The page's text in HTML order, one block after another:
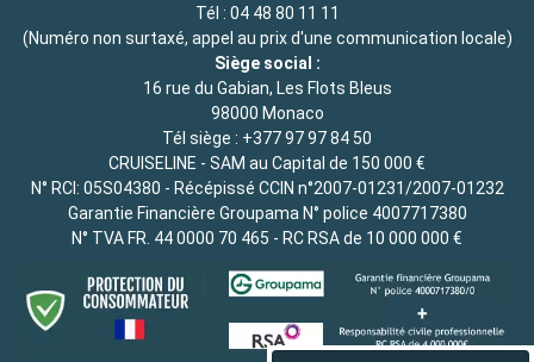
Tél : 04 48 80 11 11
(Numéro non surtaxé, appel au prix d'une communication locale)
Siège social :
16 rue du Gabian, Les Flots Bleus
98000 Monaco
Tél siège : +377 97 97 84 50
CRUISELINE - SAM au Capital de 150 000 €
N° RCI: 05S04380 - Récépissé CCIN n°2007-01231/2007-01232
Garantie Financière Groupama N° police 4007717380
N° TVA FR. 44 0000 70 465 - RC RSA de 10 000 000 €